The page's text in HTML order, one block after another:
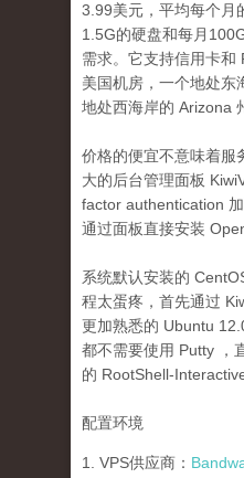
3.99美元，平均每个月
1.5G的硬盘和每月
需求。它支持信用卡和
美国机房，一个地处东
地处西海岸的 Arizona
价格的便宜不意味着服
大的后台管理面板
factor authentication
通过面板直接安装
系统默认安装的
程太蛋疼，首先通过
更加熟悉的 Ubuntu
都不需要使用 Putty ，
的 RootShell-
配置环境
1. VPS供应商：